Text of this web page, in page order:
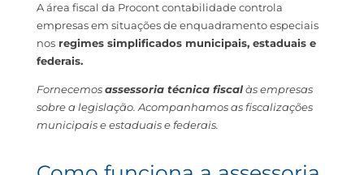
A área fiscal da Procont contabilidade controla
empresas em situações de enquadramento especiais
nosregimes simplificados municipais, estaduais e
federais.
Fornecemosassessoria técnica fiscalàs empresas
sobre a legislação. Acompanhamos as fiscalizações
municipais e estaduais e federais.